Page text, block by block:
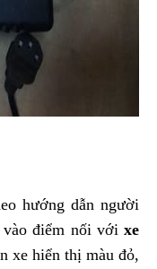
hướng dẫn người
vào điểm nối với xe
xe hiển thị màu đỏ,